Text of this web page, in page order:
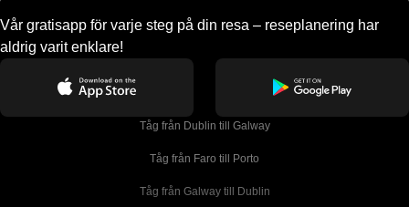
Vår gratisapp för varje steg på din resa – reseplanering har
aldrig varit enklare!
Tåg från Dublin till Galway
Tåg från Faro till Porto
Tåg från Galway till Dublin